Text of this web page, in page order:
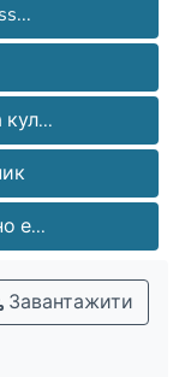
е...
Завантажити